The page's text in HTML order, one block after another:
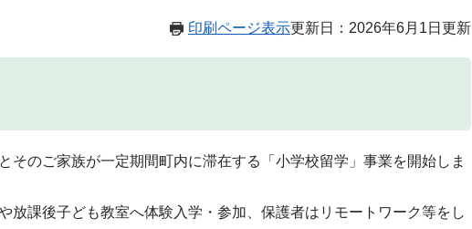
印刷ページ表示更新日：2026年6月1日更新
そのご家族が一定期間町内に滞在する「小学校留学」事業を開始しま
放課後子ども教室へ体験入学・参加、保護者はリモートワーク等をし